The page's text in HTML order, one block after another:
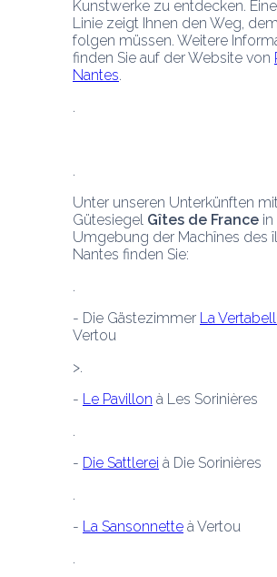
Kunstwerke zu entdecken.
Linie zeigt Ihnen den Weg,
folgen müssen. Weitere
finden Sie auf der Website von
Nantes.
Unter unseren Unterkünften
Gütesiegel Gîtes de France
Umgebung der Machînes des
Nantes finden Sie:
- Die Gästezimmer La
Vertou
- Le Pavillon à Les Sorinières
- Die Sattlerei à Die Sorinières
- La Sansonnette à Vertou